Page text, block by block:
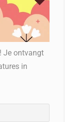
Je ontvangt
in